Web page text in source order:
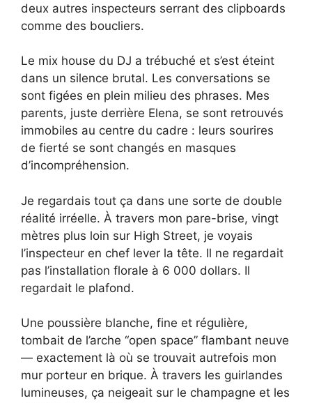
deux autres inspecteurs serrant des clipboards
comme des boucliers.
Le mix house du DJ a trébuché et s’est éteint
dans un silence brutal. Les conversations se
sont figées en plein milieu des phrases. Mes
parents, juste derrière Elena, se sont retrouvés
immobiles au centre du cadre : leurs sourires
de fierté se sont changés en masques
d’incompréhension.
Je regardais tout ça dans une sorte de double
réalité irréelle. À travers mon pare-brise, vingt
mètres plus loin sur High Street, je voyais
l’inspecteur en chef lever la tête. Il ne regardait
pas l’installation florale à 6 000 dollars. Il
regardait le plafond.
Une poussière blanche, fine et régulière,
tombait de l’arche “open space” flambant neuve
— exactement là où se trouvait autrefois mon
mur porteur en brique. À travers les guirlandes
lumineuses, ça neigeait sur le champagne et les